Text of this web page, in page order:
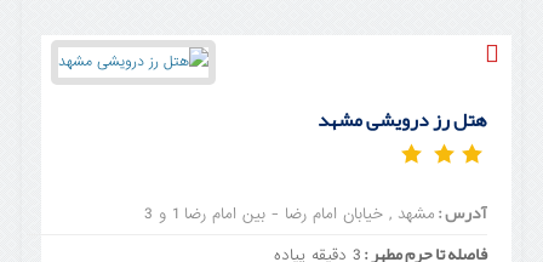
هتل رز درویشی مشهد
آدرس : مشهد , خیابان امام رضا - بین امام رضا 1 و 3
فاصله تا حرم مطهر : 3 دقیقه پیاده